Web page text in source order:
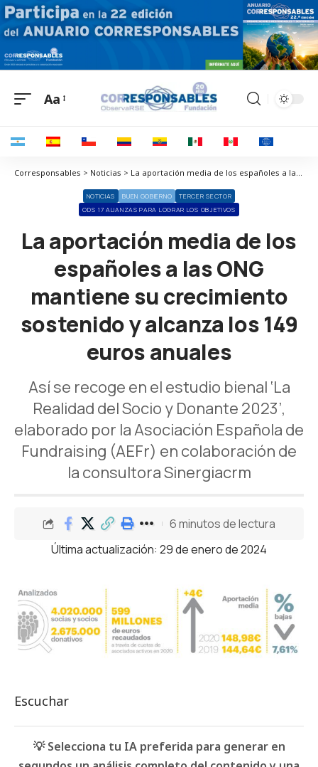
Aa
Corresponsables > Noticias > La aportación media de los españoles a las ONG mantiene su crecimiento sostenido y alcanza los 149 euros anuales
NOTICIAS BUEN GOBIERNO
TERCER SECTOR
ODS 17 ALIANZAS PARA LOGRAR LOS OBJETIVOS
La aportación media de los
españoles a las ONG
mantiene su crecimiento
sostenido y alcanza los 149
euros anuales
Así se recoge en el estudio bienal ‘La
Realidad del Socio y Donante 2023’,
elaborado por la Asociación Española de
Fundraising (AEFr) en colaboración de
la consultora Sinergiacrm
Última actualización: 29 de enero de 2024
6 minutos de lectura
Escuchar
💡 Selecciona tu IA preferida para generar en